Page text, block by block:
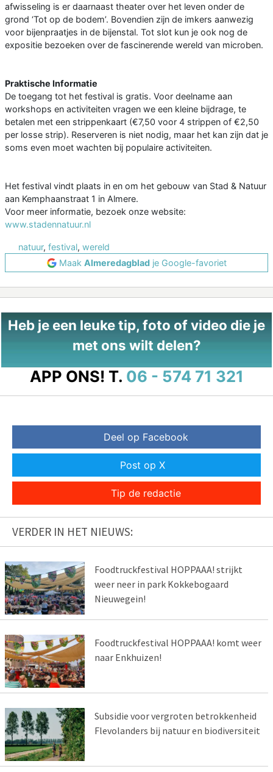
afwisseling is er daarnaast theater over het leven onder de
grond ‘Tot op de bodem’. Bovendien zijn de imkers aanwezig
voor bijenpraatjes in de bijenstal. Tot slot kun je ook nog de
expositie bezoeken over de fascinerende wereld van microben.
Praktische Informatie
De toegang tot het festival is gratis. Voor deelname aan
workshops en activiteiten vragen we een kleine bijdrage, te
betalen met een strippenkaart (€7,50 voor 4 strippen of €2,50
per losse strip). Reserveren is niet nodig, maar het kan zijn dat je
soms even moet wachten bij populaire activiteiten.
Het festival vindt plaats in en om het gebouw van Stad & Natuur
aan Kemphaanstraat 1 in Almere.
Voor meer informatie, bezoek onze website:
www.stadennatuur.nl
natuur, festival, wereld
Maak Almeredagbladje Google-favoriet
Heb je een leuke tip, foto of video die je
met ons wilt delen?
APP ONS! T. 06 - 574 71 321
Deel op Facebook
Post op X
Tip de redactie
VERDER IN HET NIEUWS:
Foodtruckfestival HOPPAAA! strijkt
weer neer in park Kokkebogaard
Nieuwegein!
Foodtruckfestival HOPPAAA! komt weer
naar Enkhuizen!
Subsidie voor vergroten betrokkenheid
Flevolanders bij natuur en biodiversiteit